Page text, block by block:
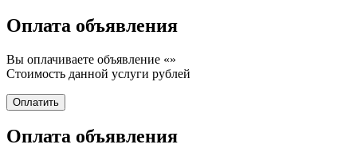
Оплата объявления
Вы оплачиваете объявление «»
Стоимость данной услуги рублей
Оплата объявления